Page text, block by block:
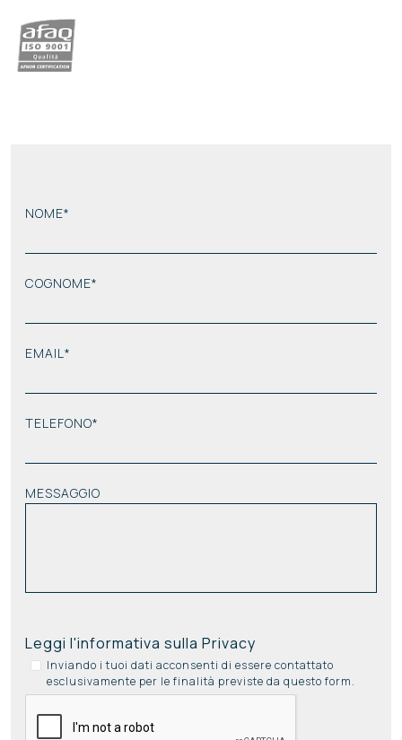
NOME*
COGNOME*
EMAIL*
TELEFONO*
MESSAGGIO
Leggi l'informativa sulla Privacy
Inviando i tuoi dati acconsenti di essere contattato
esclusivamente per le finalità previste da questo form.